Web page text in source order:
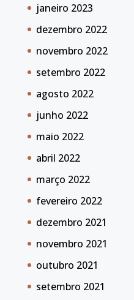
janeiro 2023
dezembro 2022
novembro 2022
setembro 2022
agosto 2022
junho 2022
maio 2022
abril 2022
março 2022
fevereiro 2022
dezembro 2021
novembro 2021
outubro 2021
setembro 2021